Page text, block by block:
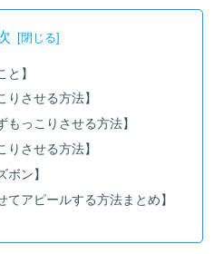
と】
りさせる方法】
もっこりさせる方法】
りさせる方法】
ボン】
てアピールする方法まとめ】